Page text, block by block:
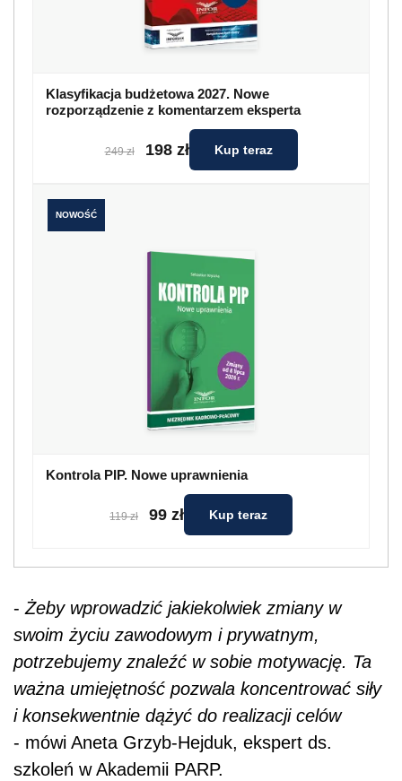
Klasyfikacja budżetowa 2027. Nowe
rozporządzenie z komentarzem eksperta
249 zł 198 zł Kup teraz
NOWOŚĆ
Kontrola PIP. Nowe uprawnienia
119 zł 99 zł Kup teraz
- Żeby wprowadzić jakiekolwiek zmiany w
swoim życiu zawodowym i prywatnym,
potrzebujemy znaleźć w sobie motywację. Ta
ważna umiejętność pozwala koncentrować siły
i konsekwentnie dążyć do realizacji celów
- mówi Aneta Grzyb-Hejduk, ekspert ds.
szkoleń w Akademii PARP.